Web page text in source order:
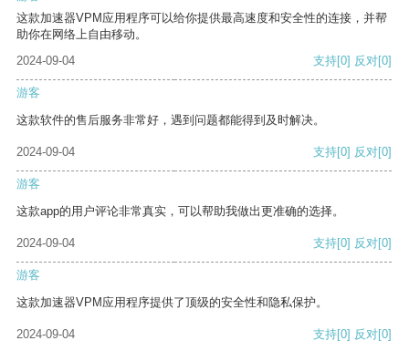
这款加速器VPM应用程序可以给你提供最高速度和安全性的连接，并帮
助你在网络上自由移动。
2024-09-04
支持[0] 反对[0]
游客
这款软件的售后服务非常好，遇到问题都能得到及时解决。
2024-09-04 支持[0] 反对[0]
游客
这款app的用户评论非常真实，可以帮助我做出更准确的选择。
2024-09-04 支持[0] 反对[0]
游客
这款加速器VPM应用程序提供了顶级的安全性和隐私保护。
2024-09-04 支持[0] 反对[0]